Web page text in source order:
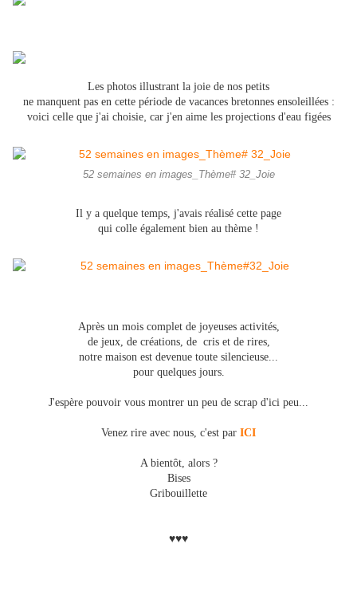
Les photos illustrant la joie de nos petits
ne manquent pas en cette période de vacances bretonnes ensoleillées :
voici celle que j'ai choisie, car j'en aime les projections d'eau figées
52 semaines en images_Thème# 32_Joie
Il y a quelque temps, j'avais réalisé cette page
qui colle également bien au thème !
Après un mois complet de joyeuses activités,
de jeux, de créations, de cris et de rires,
notre maison est devenue toute silencieuse...
pour quelques jours.
J'espère pouvoir vous montrer un peu de scrap d'ici peu...
Venez rire avec nous, c'est par ICI
A bientôt, alors ?
Bises
Gribouillette
♥♥♥